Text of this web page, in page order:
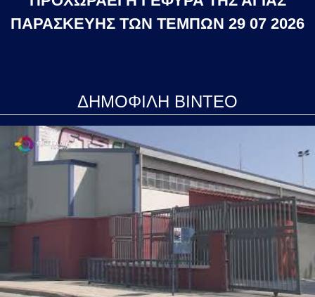
ΠΑΡΑΣΚΕΥΗΣ ΤΩΝ ΤΕΜΠΩΝ 29 07 2026
ΔΗΜΟΦΙΛΗ ΒΙΝΤΕΟ